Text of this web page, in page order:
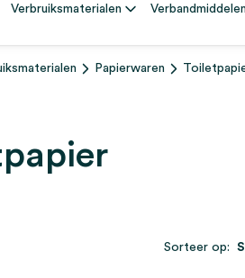
Verbruiksmaterialen Verbandmiddelen
Papierwaren
Sorteer op: